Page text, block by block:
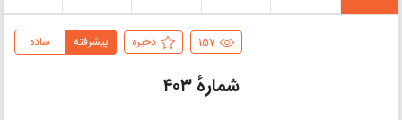
157 ذخیره ساده پیشرفته
شمارهٔ ۴۰۳